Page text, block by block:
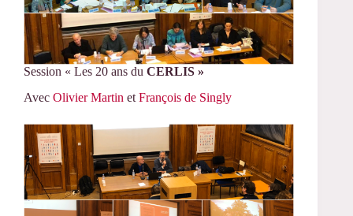
Session « Les 20 ans du CERLIS »
Avec Olivier Martin et François de Singly